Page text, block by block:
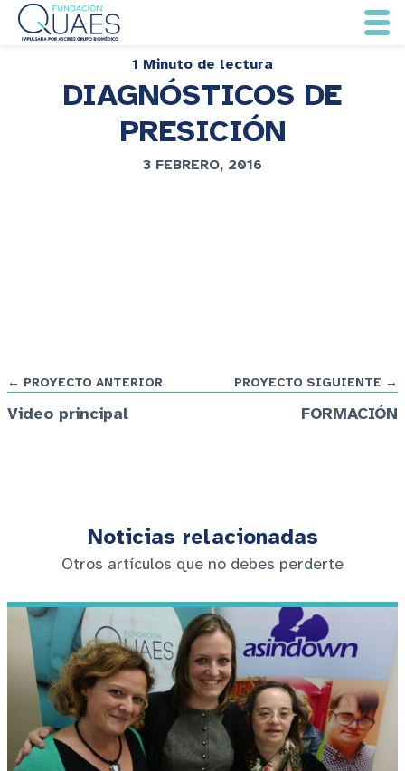
1 Minuto de lectura
DIAGNÓSTICOS DE
PRESICIÓN
3 FEBRERO, 2016
← PROYECTO ANTERIOR
Video principal
PROYECTO SIGUIENTE →
FORMACIÓN
Noticias relacionadas
Otros artículos que no debes perderte